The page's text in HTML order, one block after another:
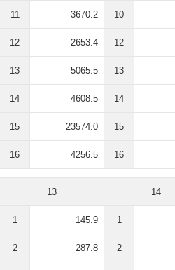
11 3670.2
12 2653.4
13 5065.5
14 4608.5
15 23574.0
16 4256.5
10
12
13
14
15
16
13
1 145.9
2 287.8
14
1
2